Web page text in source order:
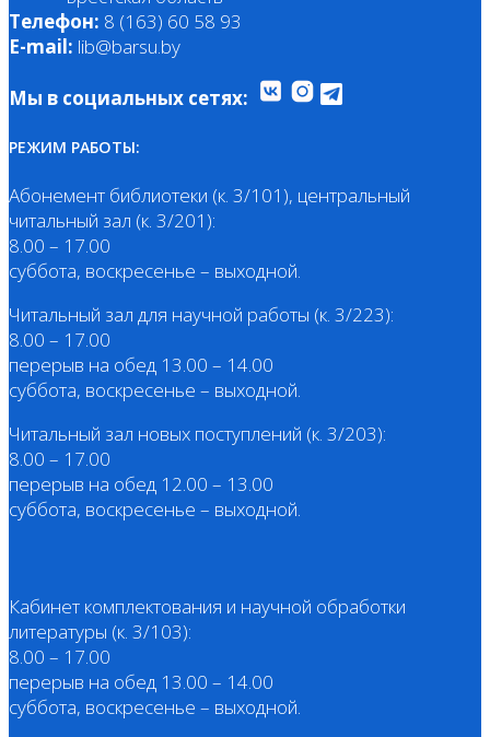
Телефон: 8 (163) 60 58 93
E-mail: lib@barsu.by
Мы в социальных сетях:
РЕЖИМ РАБОТЫ:
Абонемент библиотеки (к. 3/101), центральный
читальный зал (к. 3/201):
8.00 – 17.00
суббота, воскресенье – выходной.
Читальный зал для научной работы (к. 3/223):
8.00 – 17.00
перерыв на обед 13.00 – 14.00
суббота, воскресенье – выходной.
Читальный зал новых поступлений (к. 3/203):
8.00 – 17.00
перерыв на обед 12.00 – 13.00
суббота, воскресенье – выходной.
Кабинет комплектования и научной обработки
литературы (к. 3/103):
8.00 – 17.00
перерыв на обед 13.00 – 14.00
суббота, воскресенье – выходной.